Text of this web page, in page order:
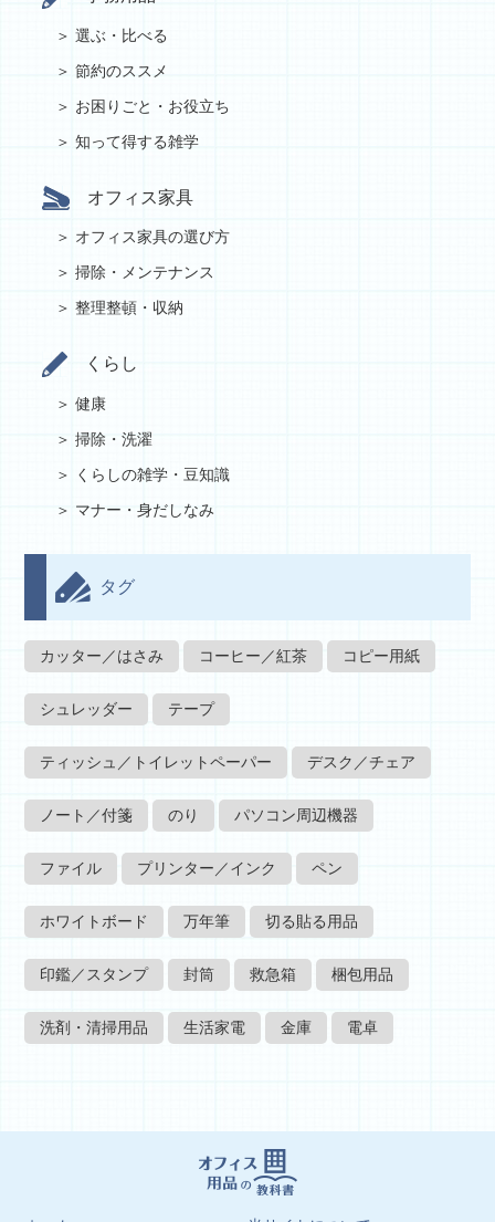
選ぶ・比べる
節約のススメ
お困りごと・お役立ち
知って得する雑学
オフィス家具
オフィス家具の選び方
掃除・メンテナンス
整理整頓・収納
くらし
健康
掃除・洗濯
くらしの雑学・豆知識
マナー・身だしなみ
タグ
カッター／はさみ コーヒー／紅茶 コピー用紙
シュレッダー テープ
ティッシュ／トイレットペーパー デスク／チェア
ノート／付箋 のり パソコン周辺機器
ファイル プリンター／インク ペン
ホワイトボード 万年筆 切る貼る用品
印鑑／スタンプ 封筒 救急箱 梱包用品
洗剤・清掃用品 生活家電 金庫 電卓